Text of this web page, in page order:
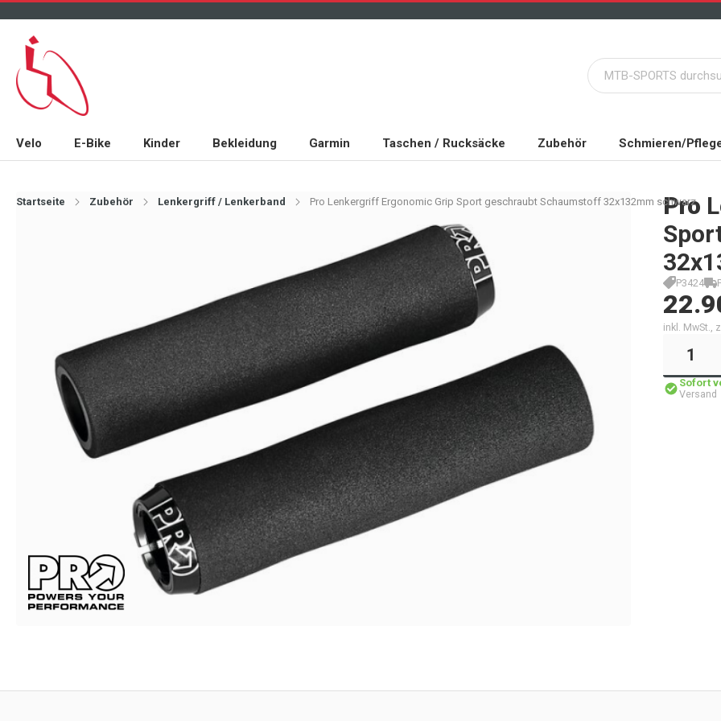
Velo E-Bike Kinder Bekleidung Garmin Taschen / Rucksäcke Zubehör Schmieren/
Startseite Zubehör Lenkergriff / Lenkerband Pro Lenkergriff Ergonomic Grip Sport geschraubt Schaumstoff 32x132mm schwarz
Pro
P3424
inkl. MwSt.,
Sofort
Versand